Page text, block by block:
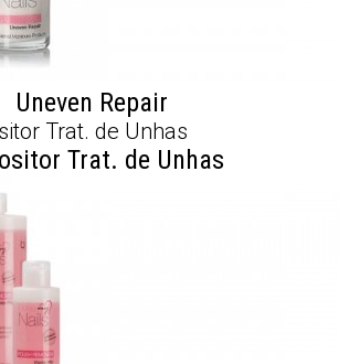
Uneven Repair
Trat. de Unhas